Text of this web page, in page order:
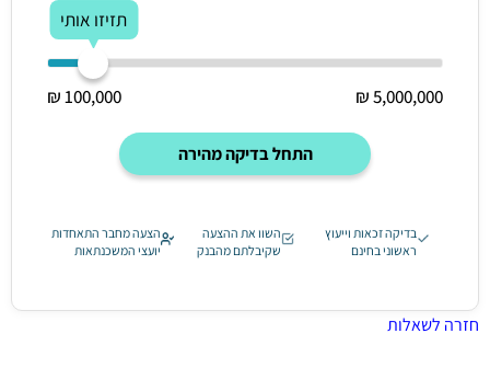
תזיזו אותי
5,000,000 ₪
100,000 ₪
התחל בדיקה מהירה
בדיקה זכאות וייעוץ
ראשוני בחינם
השוו את ההצעה
שקיבלתם מהבנק
הצעה מחבר התאחדות
יועצי המשכנתאות
חזרה לשאלות